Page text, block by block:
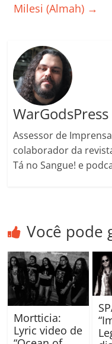
Milesi (Almah) →
WarGodsPress
Assessor de
colaborador da
Tá no Sangue! e
Você pode
Mortticia:
Lyric video de